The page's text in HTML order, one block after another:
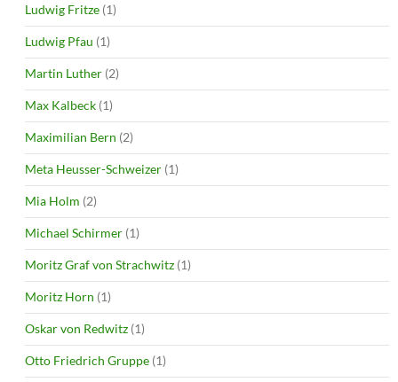
Ludwig Fritze (1)
Ludwig Pfau (1)
Martin Luther (2)
Max Kalbeck (1)
Maximilian Bern (2)
Meta Heusser-Schweizer (1)
Mia Holm (2)
Michael Schirmer (1)
Moritz Graf von Strachwitz (1)
Moritz Horn (1)
Oskar von Redwitz (1)
Otto Friedrich Gruppe (1)